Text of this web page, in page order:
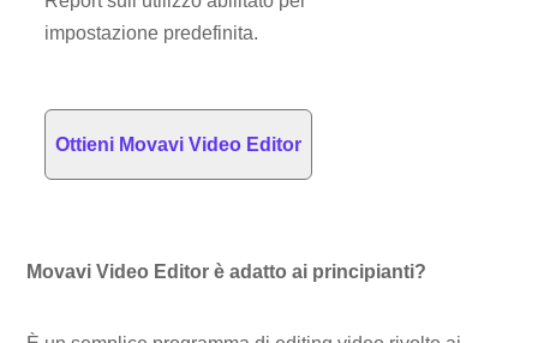
impostazione predefinita.
Ottieni Movavi Video Editor
Movavi Video Editor è adatto ai principianti?